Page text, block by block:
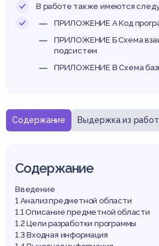
Содержание Выдержка из
Содержание
Введение
1 Анализ предметной области
1.1 Описание предметной области
1.2 Цели разработки программы
1.3 Входная информация
В работе также имеются
ПРИЛОЖЕНИЕ А Код
ПРИЛОЖЕНИЕ Б Схема
подсистем
ПРИЛОЖЕНИЕ В Схема